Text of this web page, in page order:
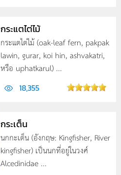
กระแตไต่ไม้
กระแตไต่ไม้ (oak-leaf fern, pakpak
lawin, gurar, koi hin, ashvakatri,
หรือ uphatkarul) ...
18,355
กระเต็น
นกกะเต็น (อังกฤษ: Kingfisher, River
kingfisher) เป็นนกที่อยู่ในวงศ์
Alcedinidae ...